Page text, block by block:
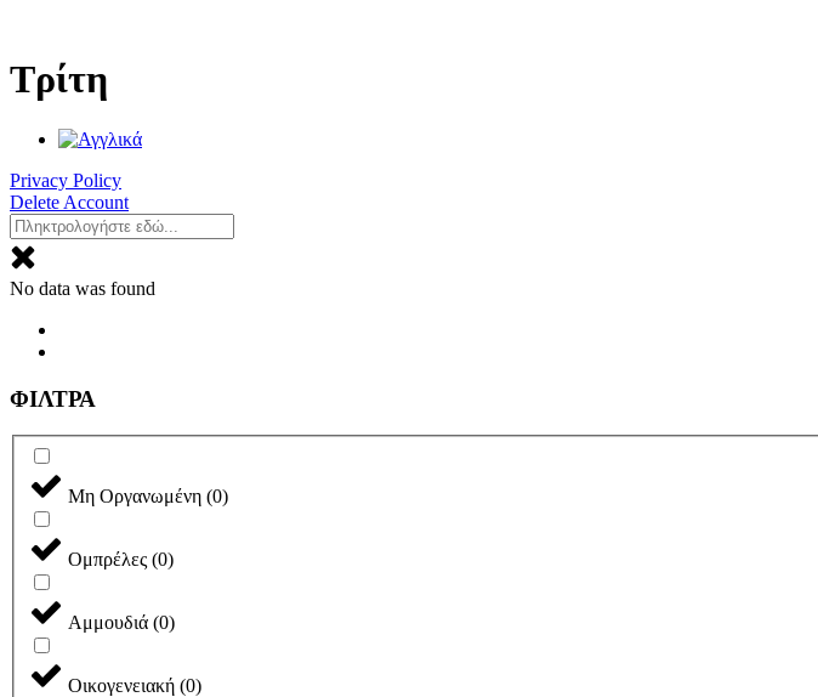
περιεχόμενο
Τρίτη
Privacy Policy
Delete Account
No data was found
ΦΙΛΤΡΑ
Μη Οργανωμένη (0)
Ομπρέλες (0)
Αμμουδιά (0)
Οικογενειακή (0)